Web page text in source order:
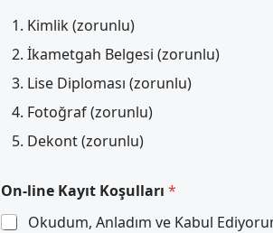
Kimlik (zorunlu)
İkametgah Belgesi (zorunlu)
Lise Diploması (zorunlu)
Fotoğraf (zorunlu)
Dekont (zorunlu)
On-line Kayıt Koşulları *
Okudum, Anladım ve Kabul